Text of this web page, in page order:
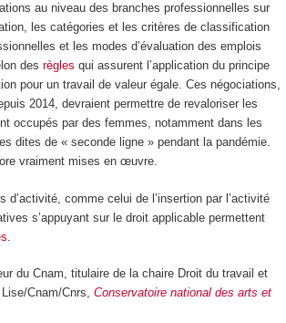
au niveau des branches professionnelles sur
les catégories et les critères de classification
et les modes d’évaluation des emplois
des règles qui assurent l’application du principe
pour un travail de valeur égale. Ces négociations,
2014, devraient permettre de revaloriser les
occupés par des femmes, notamment dans les
dites de « seconde ligne » pendant la pandémie.
vraiment mises en œuvre.
d’activité, comme celui de l’insertion par l’activité
s’appuyant sur le droit applicable permettent
du Cnam, titulaire de la chaire Droit du travail et
Cnam/Cnrs, Conservatoire national des arts et